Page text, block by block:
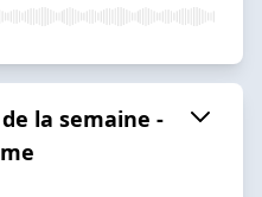
la semaine -